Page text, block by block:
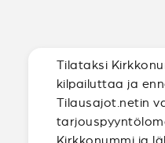
Tilataksi
kilpailuttaa ja
Tilausajot.netin
Kirkkonummi ja